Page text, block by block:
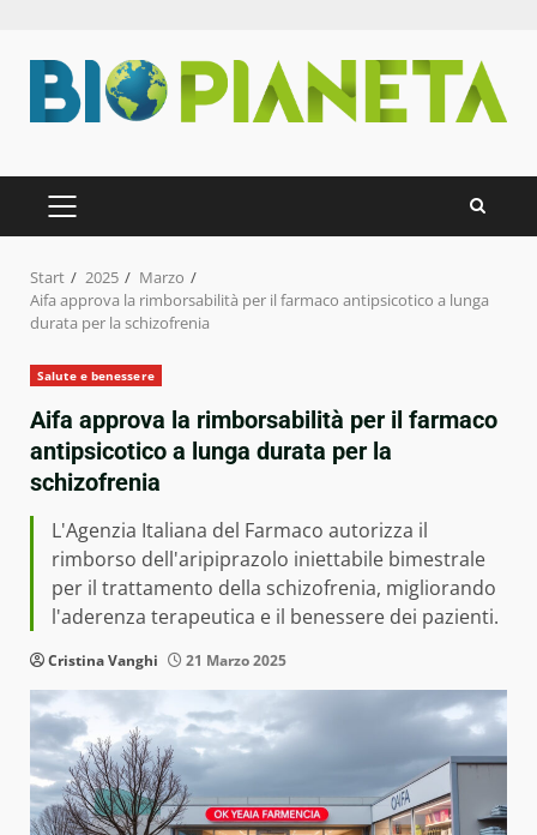
Inhalt
springen
PRIMÄRES
MENÜ
Start 2025
Marzo
Aifa approva la rimborsabilità per il farmaco antipsicotico a lunga
durata per la schizofrenia
Salute e benessere
Aifa approva la rimborsabilità per il farmaco
antipsicotico a lunga durata per la
schizofrenia
L'Agenzia Italiana del Farmaco autorizza il
rimborso dell'aripiprazolo iniettabile bimestrale
per il trattamento della schizofrenia, migliorando
l'aderenza terapeutica e il benessere dei pazienti.
Cristina Vanghi 21 Marzo 2025